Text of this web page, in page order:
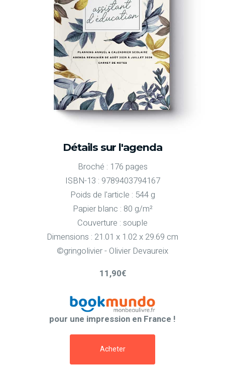
Détails sur l'agenda
Broché : 176 pages
ISBN-13 : 9789403794167
Poids de l'article : 544 g
Papier blanc : 80 g/m²
Couverture : souple
Dimensions : 21.01 x 1.02 x 29.69 cm
©gringolivier - Olivier Devaureix
11,90€
pour une impression en France !
Acheter